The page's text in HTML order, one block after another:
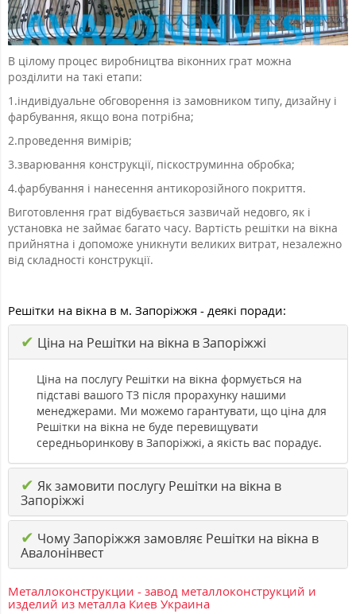
В цілому процес виробництва віконних грат можна
розділити на такі етапи:
1.індивідуальне обговорення із замовником типу, дизайну і
фарбування, якщо вона потрібна;
2.проведення вимірів;
3.зварювання конструкції, піскоструминна обробка;
4.фарбування і нанесення антикорозійного покриття.
Виготовлення грат відбувається зазвичай недовго, як і
установка не займає багато часу. Вартість решітки на вікна
прийнятна і допоможе уникнути великих витрат, незалежно
від складності конструкції.
Решітки на вікна в м. Запоріжжя - деякі поради:
✔ Ціна на Решітки на вікна в Запоріжжі
Ціна на послугу Решітки на вікна формується на
підставі вашого ТЗ після прорахунку нашими
менеджерами. Ми можемо гарантувати, що ціна для
Решітки на вікна не буде перевищувати
середньоринкову в Запоріжжі, а якість вас порадує.
✔ Як замовити послугу Решітки на вікна в
Запоріжжі
✔ Чому Запоріжжя замовляє Решітки на вікна в
Авалонінвест
Металлоконструкции - завод металлоконструкций и
изделий из металла Киев Украина